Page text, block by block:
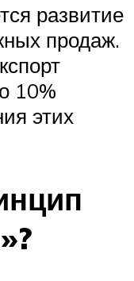
развитие
продаж.
10%
этих